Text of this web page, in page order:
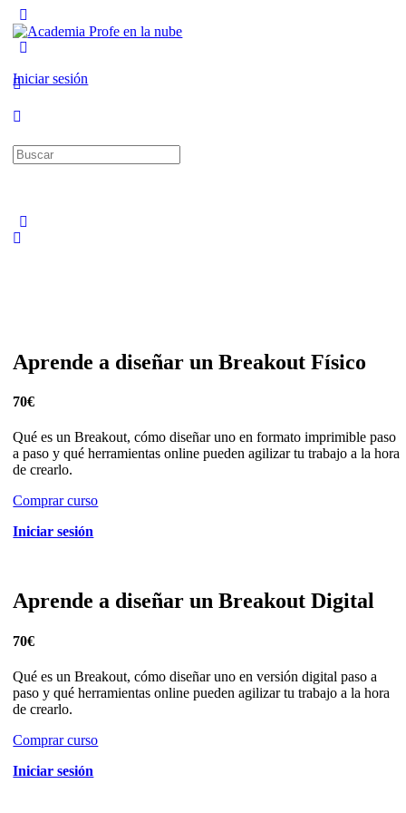
Side
Iniciar sesión
Buscar:
Aprende a diseñar un Breakout Físico
70€
Qué es un Breakout, cómo diseñar uno en formato imprimible paso
a paso y qué herramientas online pueden agilizar tu trabajo a la hora
de crearlo.
Comprar curso
Iniciar sesión
Aprende a diseñar un Breakout Digital
70€
Qué es un Breakout, cómo diseñar uno en versión digital paso a
paso y qué herramientas online pueden agilizar tu trabajo a la hora
de crearlo.
Comprar curso
Iniciar sesión